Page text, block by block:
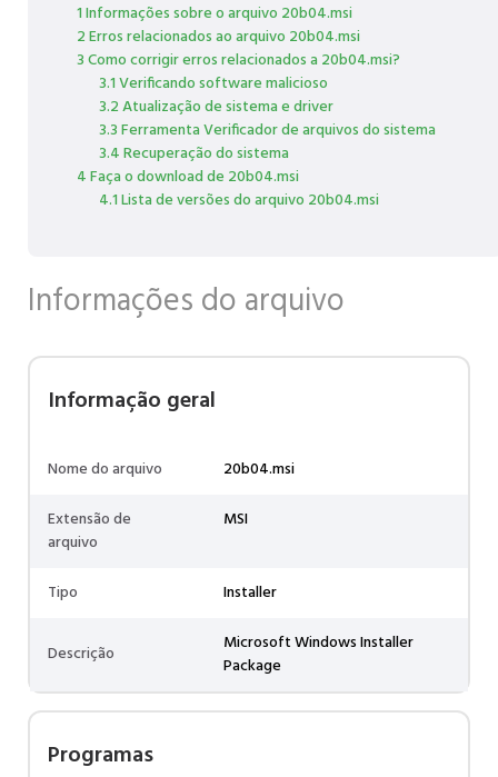
1 Informações sobre o arquivo 20b04.msi
2 Erros relacionados ao arquivo 20b04.msi
3 Como corrigir erros relacionados a 20b04.msi?
3.1 Verificando software malicioso
3.2 Atualização de sistema e driver
3.3 Ferramenta Verificador de arquivos do sistema
3.4 Recuperação do sistema
4 Faça o download de 20b04.msi
4.1 Lista de versões do arquivo 20b04.msi
Informações do arquivo
Informação geral
Nome do arquivo
20b04.msi
Extensão de
arquivo
MSI
Tipo Installer
Descrição
Microsoft Windows Installer
Package
Programas